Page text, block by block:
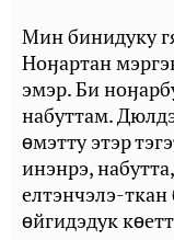
Мин бинидуку
Ноӈартан
эмэр. Би
набуттам.
ɵмэтту этэр
инэнрэ,
елтэнчэлэ-
ɵйгидэдук